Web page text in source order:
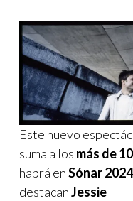
Este nuevo
suma a los más de
habrá enSónar 2024
destacanJessie